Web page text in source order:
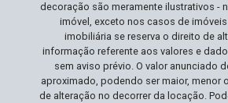
decoração são meramente ilustrativos -
imóvel, exceto nos casos de
imobiliária se reserva o direito de
informação referente aos valores e
sem aviso prévio. O valor anunciado
aproximado, podendo ser maior, menor
de alteração no decorrer da locação.